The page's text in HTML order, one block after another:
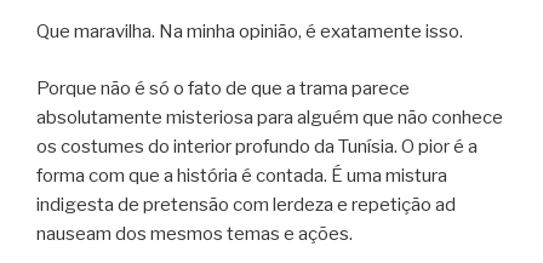
Que maravilha. Na minha opinião, é exatamente isso.
Porque não é só o fato de que a trama parece
absolutamente misteriosa para alguém que não conhece
os costumes do interior profundo da Tunísia. O pior é a
forma com que a história é contada. É uma mistura
indigesta de pretensão com lerdeza e repetição ad
nauseam dos mesmos temas e ações.